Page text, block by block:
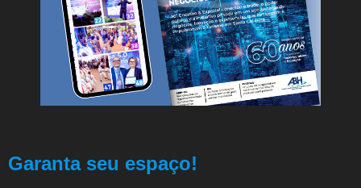
Garanta seu espaço!